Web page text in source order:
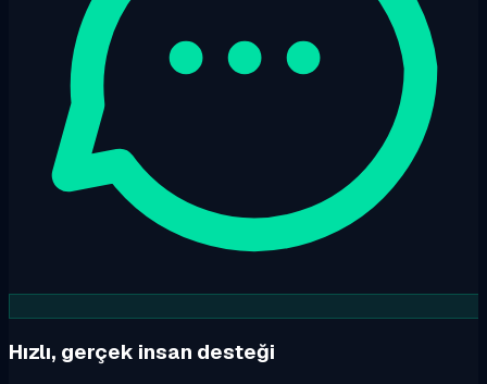
Hızlı, gerçek insan desteği